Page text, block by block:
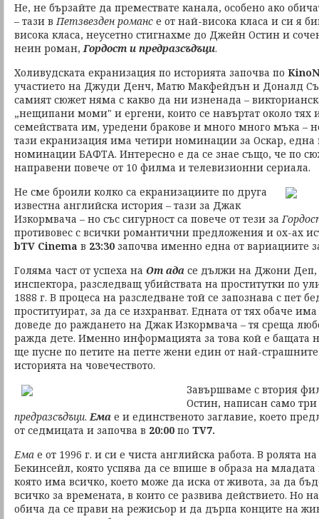
Не, не бързайте да премествате канала, особено ако
– тази вПетзвезден романс е от най-висока класа и си я
висока класа, неусетно стигнахме до Джейн Остин и
неин роман,Гордост и предразсъдъци.
Холивудската екранизация по историята започва по
участието на Джуди Денч, Матю Макфейдън и Доналд
самият сюжет няма с какво да ни изненада –
„нещипани моми" и ергени, които се навъртат около тях и
семействата им, уредени бракове и много много мъка –
тази екранизация има четири номинации за Оскар, една
номинации БАФТА. Интересно е да се знае също, че по
направени повече от 10 филма и телевизионни сериала.
Не сме броили колко са екранизациите по друга
известна английска история – тази за Джак
Изкормвача – но със сигурност са повече от тези за
противовес с всички романтични предложения и ох-ах
bTV Cinema в 23:30 започва именно една от вариациите
Голяма част от успеха на От ада се дължи на Джони Деп,
инспектора, разследващ убийствата на проститутки по
1888 г. В процеса на разследване той се запознава с пет
проституират, за да се изхранват. Едната от тях обаче
доведе до раждането на Джак Изкормвача – тя среща
ражда дете. Именно информацията за това кой е бащата
ще пусне по петите на петте жени един от най-
историята на човечеството.
Завършваме с втория
Остин, написан само
предразсъдъци. Ема е и единственото заглавие, което
от седмицата и започва в 20:00 по TV7.
Ема е от 1996 г. и си е чиста английска работа. В ролята
Бекинсейл, която успява да се впише в образа на младата
която има всичко, което може да иска от живота, за да
всичко за времената, в които се развива действието. Но
обича да се прави на режисьор и да дърпа конците на